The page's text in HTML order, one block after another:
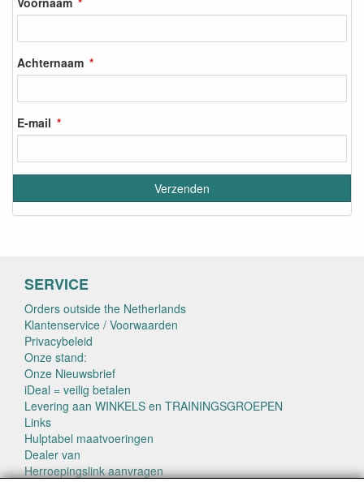
Achternaam
E-mail
SERVICE
Orders outside the Netherlands
Klantenservice / Voorwaarden
Privacybeleid
Onze stand:
Onze Nieuwsbrief
iDeal = veilig betalen
Levering aan WINKELS en TRAININGSGROEPEN
Links
Hulptabel maatvoeringen
Dealer van
Herroepingslink aanvragen